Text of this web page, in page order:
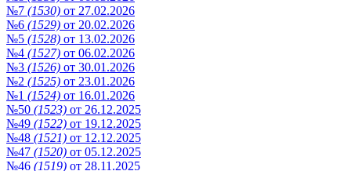
№7 (1530) от 27.02.2026
№6 (1529) от 20.02.2026
№5 (1528) от 13.02.2026
№4 (1527) от 06.02.2026
№3 (1526) от 30.01.2026
№2 (1525) от 23.01.2026
№1 (1524) от 16.01.2026
№50 (1523) от 26.12.2025
№49 (1522) от 19.12.2025
№48 (1521) от 12.12.2025
№47 (1520) от 05.12.2025
№46 (1519) от 28.11.2025